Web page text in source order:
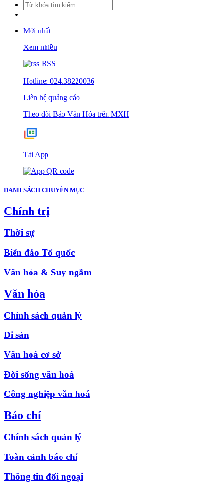
Mới nhất
Xem nhiều
RSS
Hotline: 024.38220036
Liên hệ quảng cáo
Theo dõi Báo Văn Hóa trên MXH
Tải App
DANH SÁCH CHUYÊN MỤC
Chính trị
Thời sự
Biển đảo Tổ quốc
Văn hóa & Suy ngẫm
Văn hóa
Chính sách quản lý
Di sản
Văn hoá cơ sở
Đời sống văn hoá
Công nghiệp văn hoá
Báo chí
Chính sách quản lý
Toàn cảnh báo chí
Thông tin đối ngoại